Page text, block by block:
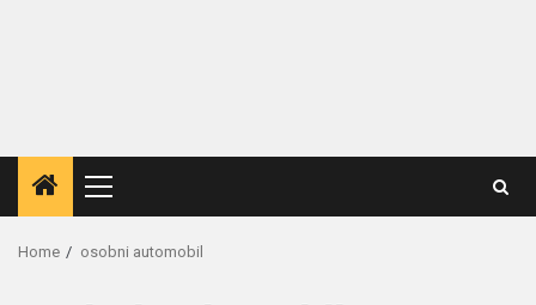
Primary
Menu
Home osobni automobil